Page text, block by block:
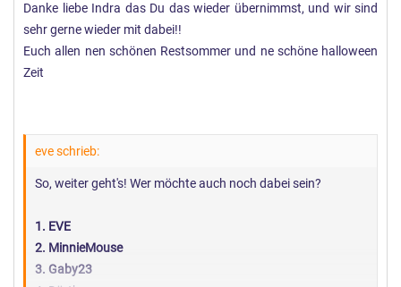
Danke liebe Indra das Du das wieder übernimmst, und wir sind
sehr gerne wieder mit dabei!!
Euch allen nen schönen Restsommer und ne schöne halloween
Zeit
eve schrieb:
So, weiter geht's! Wer möchte auch noch dabei sein?
1. EVE
2. MinnieMouse
3. Gaby23